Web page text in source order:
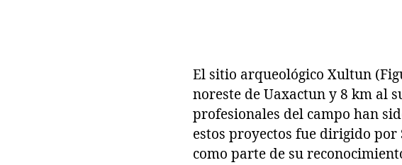
El sitio arqueológico Xultun
noreste de Uaxactun y 8 km al
profesionales del campo han
estos proyectos fue dirigido
como parte de su